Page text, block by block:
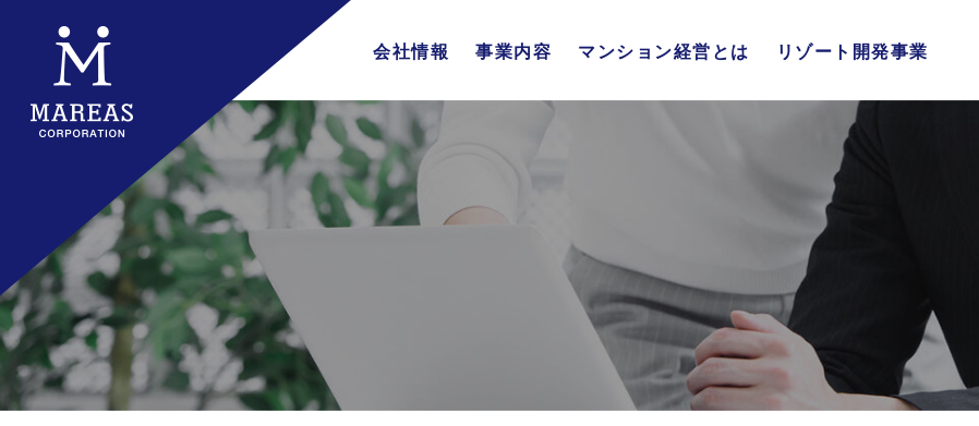
会社情報
会社概要
企業理念
代表挨拶
行動指針
事業内容
不動産販売事業
不動産流通事業
リゾート開発事業
総合管理事業
マンション経営とは
マンション経営の仕組み
4大メリット
年代別メリット
リゾート開発事業